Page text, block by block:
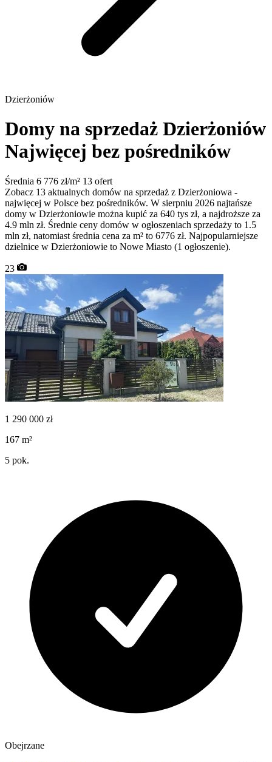
Dzierżoniów
Domy na sprzedaż Dzierżoniów
Najwięcej bez pośredników
Średnia 6 776 zł/m² 13 ofert
Zobacz 13 aktualnych domów na sprzedaż z Dzierżoniowa -
najwięcej w Polsce bez pośredników. W sierpniu 2026 najtańsze
domy w Dzierżoniowie można kupić za 640 tys zł, a najdroższe za
4.9 mln zł. Średnie ceny domów w ogłoszeniach sprzedaży to 1.5
mln zł, natomiast średnia cena za m² to 6776 zł. Najpopularniejsze
dzielnice w Dzierżoniowie to Nowe Miasto (1 ogłoszenie).
23
1 290 000 zł
167 m²
5 pok.
Obejrzane